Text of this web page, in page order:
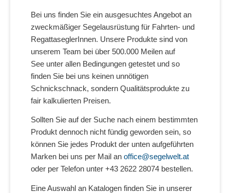
Bei uns finden Sie ein ausgesuchtes Angebot an
zweckmäßiger Segelausrüstung für Fahrten- und
RegattaseglerInnen. Unsere Produkte sind von
unserem Team bei über 500.000 Meilen auf
See unter allen Bedingungen getestet und so
finden Sie bei uns keinen unnötigen
Schnickschnack, sondern Qualitätsprodukte zu
fair kalkulierten Preisen.
Sollten Sie auf der Suche nach einem bestimmten
Produkt dennoch nicht fündig geworden sein, so
können Sie jedes Produkt der unten aufgeführten
Marken bei uns per Mail an office@segelwelt.at
oder per Telefon unter +43 2622 28074 bestellen.
Eine Auswahl an Katalogen finden Sie in unserer